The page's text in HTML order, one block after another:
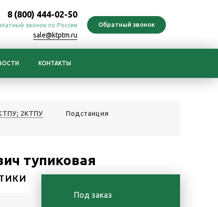
8 (800) 444-02-50
звонок по России
sale@ktptm.ru
КОНТАКТЫ
2КТПУ Подстанция
тупиковая
Под заказ